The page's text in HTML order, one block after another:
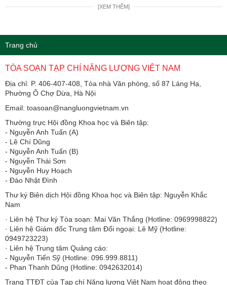
[XEM THÊM]
Trang chủ
TÒA SOẠN TẠP CHÍ NĂNG LƯỢNG VIỆT NAM
Địa chỉ: P. 406-407-408, Tòa nhà Văn phòng, số 87 Láng Hạ,
Phường Ô Chợ Dừa, Hà Nội
Email: toasoan@nangluongvietnam.vn
Thường trực Hội đồng Khoa học và Biên tập:
​​​​​​- Nguyễn Anh Tuấn (A)
- Lê Chí Dũng
- Nguyễn Anh Tuấn (B)
- Nguyễn Thái Sơn
- Nguyễn Huy Hoạch
- Đào Nhật Đình
Thư ký Biên dịch Hội đồng Khoa học và Biên tập: Nguyễn Khắc
Nam
· Liên hệ Thư ký Tòa soạn: Mai Văn Thắng (Hotline: 0969998822)
· Liên hệ Giám đốc Trung tâm Đối ngoại: Lê Mỹ (Hotline:
0949723223)
· Liên hệ Trung tâm Quảng cáo:
- Nguyễn Tiến Sỹ (Hotline: 096.999.8811)
- Phan Thanh Dũng (Hotline: 0942632014)
Trang TTĐT của Tạp chí Năng lượng Việt Nam hoạt động theo